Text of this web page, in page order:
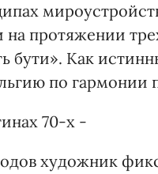
на протяжении
бути». Как
по гармонии
70-х -
художник